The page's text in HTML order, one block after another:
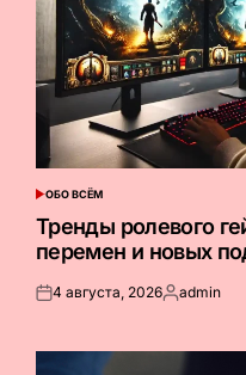
ОПУБЛИКОВАНО
В
ОБО ВСЁМ
Тренды ролевого
перемен и новых
Опубликовано
4 августа, 2026Запись
admin